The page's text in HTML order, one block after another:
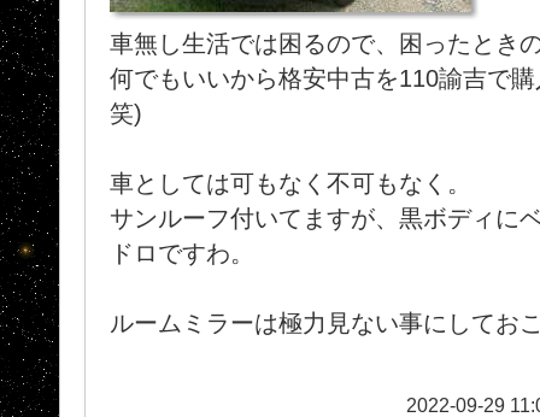
車無し生活では困るので、困ったとき
何でもいいから格安中古を110諭吉で
笑)
車としては可もなく不可もなく。
サンルーフ付いてますが、黒ボディに
ドロですわ。
ルームミラーは極力見ない事にしてお
2022-09-29